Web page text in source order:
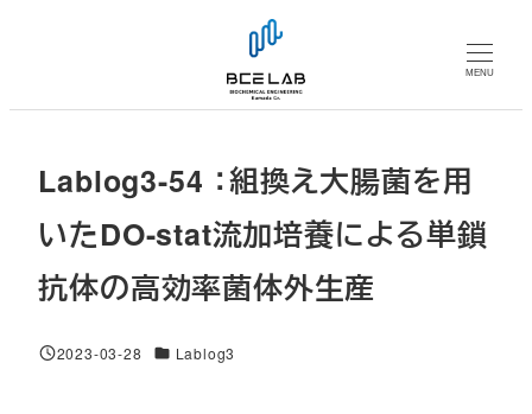
MENU
Lablog3-54 ：組換え大腸菌を用
いたDO-stat流加培養による単鎖
抗体の高効率菌体外生産
投稿日
2023-03-28 対象DBLablog3